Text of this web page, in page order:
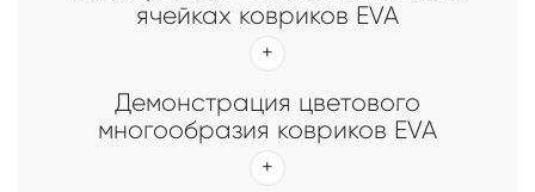
ячейках ковриков EVA
Демонстрация цветового
многообразия ковриков EVA